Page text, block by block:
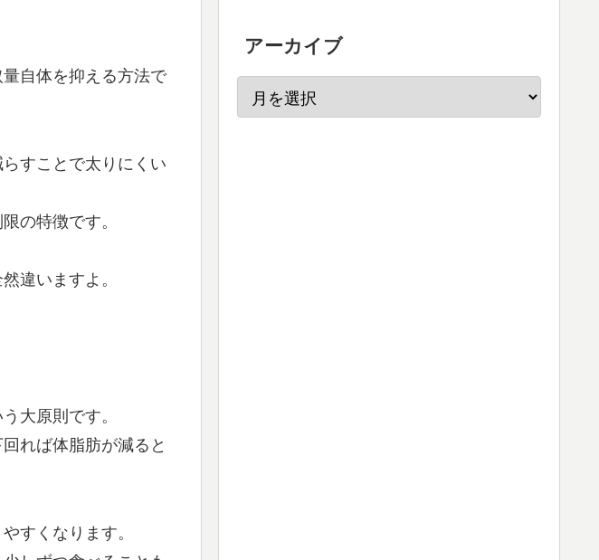
自体を抑える方法で
すことで太りにくい
の特徴です。
違いますよ。
大原則です。
れば体脂肪が減ると
すくなります。
アーカイブ